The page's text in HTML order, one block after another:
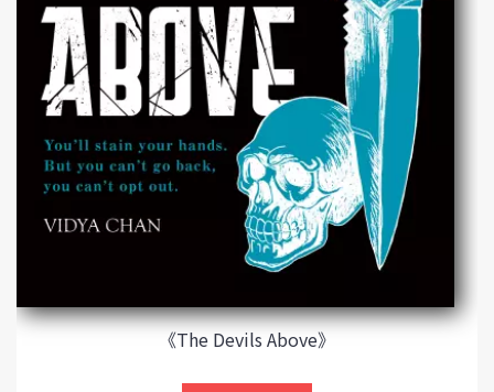
《The Devils Above》